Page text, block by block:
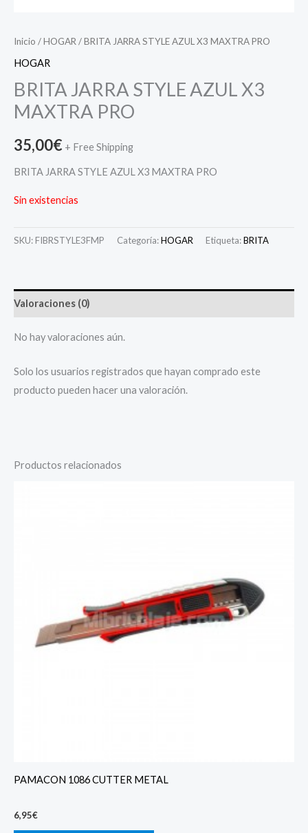
Inicio /HOGAR / BRITA JARRA STYLE AZUL X3 MAXTRA PRO
HOGAR
BRITA JARRA STYLE AZUL X3
MAXTRA PRO
35,00€ + Free Shipping
BRITA JARRA STYLE AZUL X3 MAXTRA PRO
Sin existencias
SKU: FIBRSTYLE3FMP Categoría:HOGAR Etiqueta:BRITA
Valoraciones (0)
No hay valoraciones aún.
Solo los usuarios registrados que hayan comprado este
producto pueden hacer una valoración.
Productos relacionados
PAMACON 1086 CUTTER METAL
6,95€